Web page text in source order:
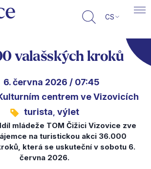
CS
valašských kroků
6. června 2026 / 07:45
centrem ve Vizovicích
turista, výlet
mládeže TOM Čižici Vizovice zve
na turistickou akci 36.000
která se uskuteční v sobotu 6.
června 2026.